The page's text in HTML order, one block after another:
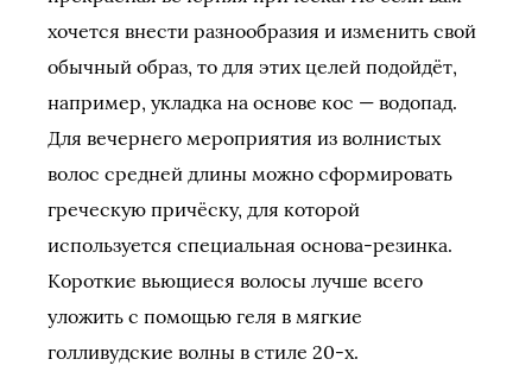
хочется внести разнообразия и изменить свой
обычный образ, то для этих целей подойдёт,
например, укладка на основе кос — водопад.
Для вечернего мероприятия из волнистых
волос средней длины можно сформировать
греческую причёску, для которой
используется специальная основа-резинка.
Короткие вьющиеся волосы лучше всего
уложить с помощью геля в мягкие
голливудские волны в стиле 20-х.